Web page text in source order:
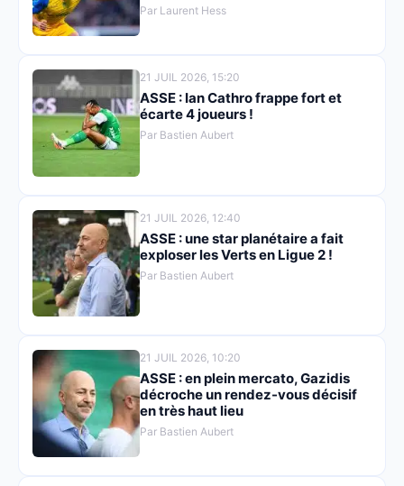
Par Laurent Hess
21 JUIL 2026, 15:20
ASSE : Ian Cathro frappe fort et
écarte 4 joueurs !
Par Bastien Aubert
21 JUIL 2026, 12:40
ASSE : une star planétaire a fait
exploser les Verts en Ligue 2 !
Par Bastien Aubert
21 JUIL 2026, 10:20
ASSE : en plein mercato, Gazidis
décroche un rendez-vous décisif
en très haut lieu
Par Bastien Aubert